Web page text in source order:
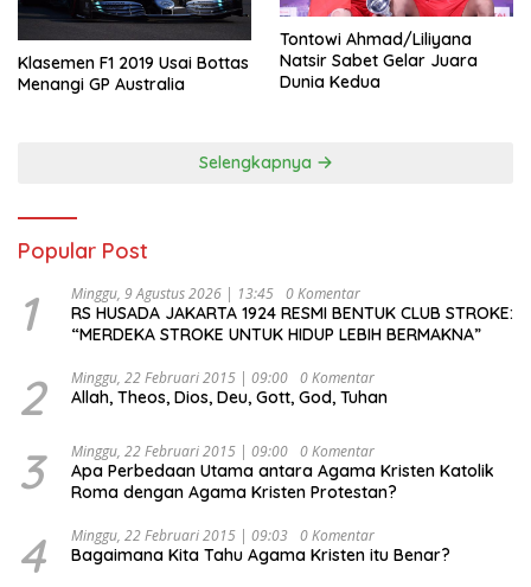
Klasemen F1 2019 Usai Bottas
Menangi GP Australia
Tontowi Ahmad/Liliyana
Natsir Sabet Gelar Juara
Dunia Kedua
Selengkapnya
Popular Post
1 Minggu, 9 Agustus 2026 | 13:45 0 Komentar
RS HUSADA JAKARTA 1924 RESMI BENTUK CLUB STROKE:
“MERDEKA STROKE UNTUK HIDUP LEBIH BERMAKNA”
2 Minggu, 22 Februari 2015 | 09:00 0 Komentar
Allah, Theos, Dios, Deu, Gott, God, Tuhan
3 Minggu, 22 Februari 2015 | 09:00 0 Komentar
Apa Perbedaan Utama antara Agama Kristen Katolik
Roma dengan Agama Kristen Protestan?
4 Minggu, 22 Februari 2015 | 09:03 0 Komentar
Bagaimana Kita Tahu Agama Kristen itu Benar?